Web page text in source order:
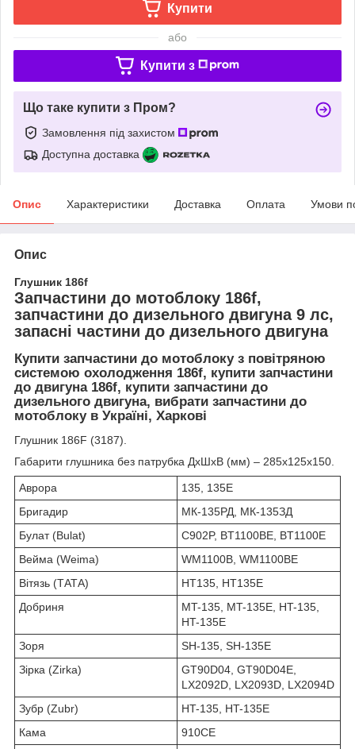
Купити
або
Купити з
Що таке купити з Пром?
Замовлення під захистом
Доступна доставка
Опис Характеристики Доставка Оплата Умови
Опис
Глушник 186f
Запчастини до мотоблоку 186f,
запчастини до дизельного двигуна 9 лс,
запасні частини до дизельного двигуна
Купити запчастини до мотоблоку з повітряною
системою охолодження 186f, купити запчастини
до двигуна 186f, купити запчастини до
дизельного двигуна, вибрати запчастини до
мотоблоку в Україні, Харкові
Глушник 186F (3187).
Габарити глушника без патрубка ДхШхВ (мм) – 285х125х150.
Аврора
135, 135E
Бригадир
МК-135РД, МК-135ЗД
Булат (Bulat)
C902P, BT1100BE, BT1100E
Вейма (Weima)
WM1100B, WM1100BE
Вітязь (ТАТА)
HT135, HT135E
Добриня
MT-135, MT-135E, HT-135,
HT-135E
Зоря
SH-135, SH-135E
Зірка (Zirka)
GT90D04, GT90D04E,
LX2092D, LX2093D, LX2094D
Зубр (Zubr)
HT-135, HT-135E
Кама
910CE